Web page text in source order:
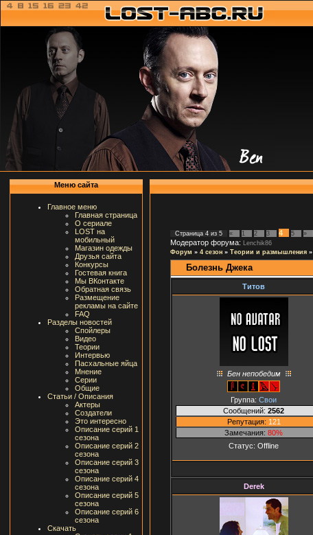
Меню сайта
Главное меню
Главная страница
О сериале
LOST на
мобильный
Магазин одежды
Друзья сайта
Конкурсы
Гостевая книга
Мы ВКонтакте
Обратная связь
Размещение
рекламы на сайте
FAQ
Разделы новостей
Спойлеры
Видео
Теории
Интервью
Пасхальные яйца
Мнение
Серии
Общие
Статьи / Описания
Актеры
Создатели
Это интересно
Описание серий 1
сезона
Описание серий 2
сезона
Описание серий 3
сезона
Описание серий 4
сезона
Описание серий 5
сезона
Описание серий 6
сезона
Скачать
Страница 4из 5 « 1 2 3 4 5 »
Модератор форума:
Lenchik86
Форум » 4 сезон » Теории и размышления »
Болезнь Джека
Титов
Бен непобедим
Группа: Свои
Сообщений: 2562
Репутация: 121
Замечания: 80%
Статус: Offline
Derek